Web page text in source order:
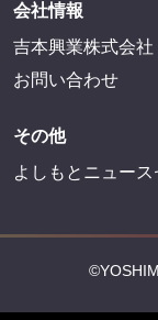
会社情報
吉本興業株式会社
お問い合わせ
その他
よしもとニュー